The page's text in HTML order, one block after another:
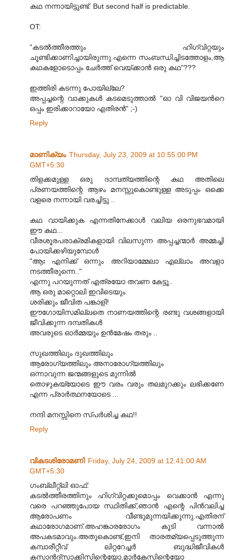
കഥ നന്നായിട്ടുണ്ട്. But second half is predictable.
OT:
"കടൽത്തീരത്തും ഹിഗ്വിറ്റയും
ചൂണ്ടിക്കാണിച്ചായിരുന്നു.എന്നെ സംബന്ധിച്ചിടത്തോളം,ആ
കഥകളോടൊപ്പം ചേർത്ത് വെയ്ക്കാൻ ഒരു കഥ"???
ഇത്തിരി കടന്നു പോയില്ലേ?
അപ്പച്ചന്റെ വാക്കുകള്‍ കടമെടുത്താല്‍ "ഓ വി വിജയന്‍റെ
ഒപ്പം ഇരിക്കാറായോ എതിരന്‍" ;-)
Reply
മാണിക്യം Thursday, July 23, 2009 at 10:55:00 PM
GMT+5:30
തിളക്കമുള്ള ഒരു ദാമ്പത്യത്തിന്റെ കഥ അതിലെ
പ്രണയത്തിന്റെ ആഴം മനസ്സുകൊണ്ടുള്ള അടുപ്പം ഒക്കെ
വളരെ നന്നായി വരച്ചിട്ടു ..
കഥ വായിക്കുക എന്നതിനേക്കാള്‍ വലിയ ഒരനുഭവമായി
ഈ കഥ...
വീരശൂരപരാക്രമികളായി വിലസുന്ന അപ്പച്ചന്മാര്‍ അമ്മച്ചി
പോയിക്കഴിയുമ്പോള്‍
"ആഃ എനിക്ക് ഒന്നും അറിയാമ്മേലാ എല്ലാം അവളാ
നടത്തീരുന്നെ.."
എന്നു പറയുന്നത് എത്രയോ തവണ കേട്ടൂ..
ആ ഒരു മാറ്റൊലി ഇവിടെയും.
ശരിക്കും ജീവിത പങ്കാളി!
ഈഗോയിസമില്ലതെ നാണയത്തിന്റെ രണ്ടു വശങ്ങളായി
ജീവിക്കുന്ന ദമ്പതികള്‍
അവരുടെ ഓര്‍മ്മയും ഉന്‍മേഷം തരും ..
സുഖത്തിലും ദുഖത്തിലും
ആരോഗ്യത്തിലും അനാരോഗ്യത്തിലും
ഒന്നാവുന്ന ജന്മങ്ങളുടെ മുന്നില്‍
തൊഴുകയ്യോടെ ഈ വരം വരും തലമുറക്കും ലഭിക്കണേ
എന്ന പ്രാര്‍ത്ഥനയോടെ ...
നന്ദി മനസ്സിനെ സ്പര്‍ശിച്ച കഥ!!
Reply
വികടശിരോമണി Friday, July 24, 2009 at 12:41:00 AM
GMT+5:30
ഗംബ്ലീറ്റ്ലി ഓഫ്:
കടൽത്തീരത്തിനും ഹിഗ്വിറ്റക്കുമൊപ്പം വെക്കാൻ എന്നു
വരെ പറഞ്ഞുപോയ സ്ഥിതിക്ക്,ഞാൻ എന്റെ പിൻ‌വലിച്ച
ആരോപണം വീണ്ടുമുന്നയിക്കുന്നു.എതിരന്
കഥാരോഗമാണ്.അഹങ്കാരരോഗം കൂടി വന്നാൽ
അപകടമാവും.അതുകൊണ്ട്,ഇനി താരത‌മ്യപ്പെടുത്തുന്ന
കമ്പാരീറ്റീവ് ലിറ്ററേച്ചർ ബുദ്ധിജീവികൾ
കസാൻ‌ദ്സാക്കിസിന്റെയോ,മാർകേസിന്റെയോ